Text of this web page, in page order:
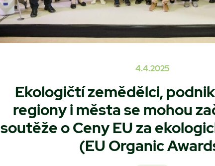
4.4.2025
Ekologičtí zemědělci,
regiony i města se mohou
soutěže o Ceny EU za
(EU Organic